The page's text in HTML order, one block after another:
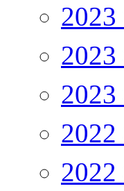
2023
2023
2023
2022
2022